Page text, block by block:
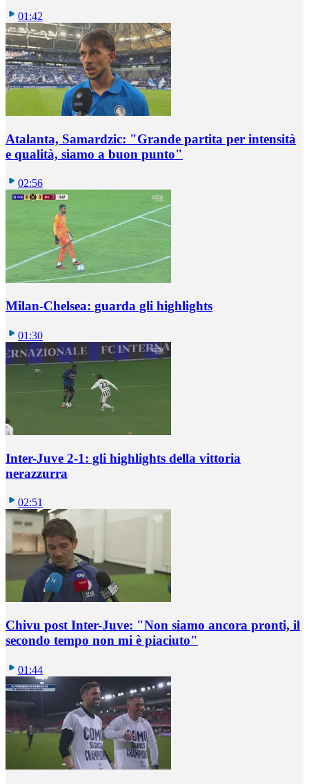
01:42
Atalanta, Samardzic: "Grande partita per intensità
e qualità, siamo a buon punto"
02:56
Milan-Chelsea: guarda gli highlights
01:30
Inter-Juve 2-1: gli highlights della vittoria
nerazzurra
02:51
Chivu post Inter-Juve: "Non siamo ancora pronti, il
secondo tempo non mi è piaciuto"
01:44